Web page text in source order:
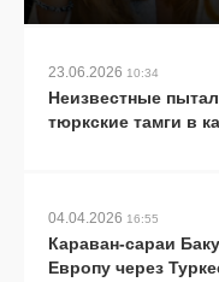
23.06.2026 10:34
Неизвестные
тюркские тамги в
04.04.2026 16:55
Караван-сараи
Европу через